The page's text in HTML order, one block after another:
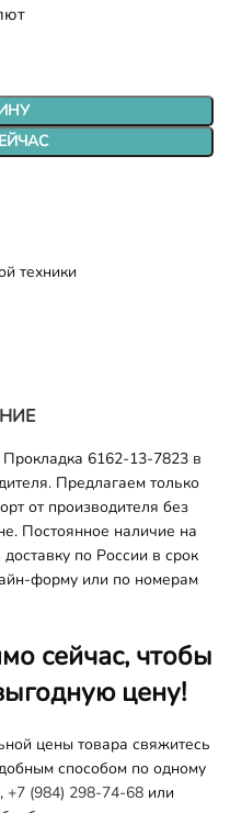
техники
6162-13-7823 в
Предлагаем только
от производителя без
Постоянное наличие на
по России в срок
форму или по номерам
сейчас, чтобы
цену!
цены товара свяжитесь
способом по одному
, +7 (984) 298-74-68 или